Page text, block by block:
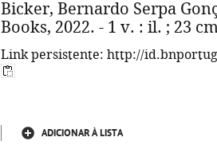
Bicker, Bernardo Serpa
Books, 2022. - 1 v. : il. ; 23
Link persistente: http://
ADICIONAR À LISTA